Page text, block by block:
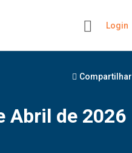
Login
Compartilhar
Abril de 2026